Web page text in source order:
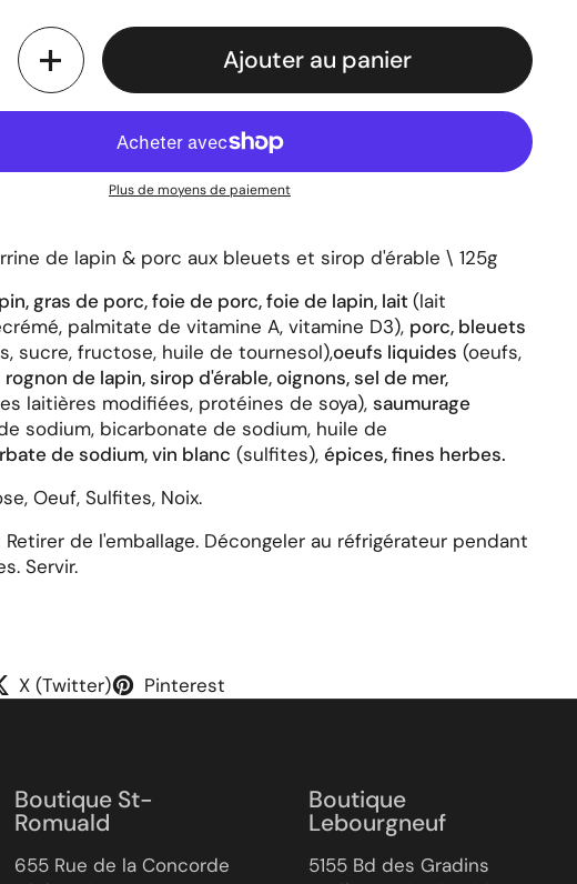
Ajouter au panier
Plus de moyens de paiement
de lapin & porc aux bleuets et sirop d'érable \ 125g
gras de porc, foie de porc, foie de lapin, lait(lait
palmitate de vitamine A, vitamine D3), porc, bleuets
sucre, fructose, huile de tournesol),oeufs liquides (oeufs,
rognon de lapin, sirop d'érable, oignons, sel de mer,
laitières modifiées, protéines de soya), saumurage
sodium, bicarbonate de sodium, huile de
de sodium, vin blanc (sulfites), épices, fines herbes.
Oeuf, Sulfites, Noix.
Retirer de l'emballage. Décongeler au réfrigérateur pendant
Servir.
X (Twitter) Pinterest
Boutique St-
Romuald
655 Rue de la Concorde
Boutique
Lebourgneuf
5155 Bd des Gradins